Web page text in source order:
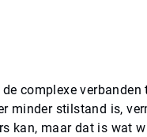
complexe
minder stilstand is,
kan, maar dat is wat